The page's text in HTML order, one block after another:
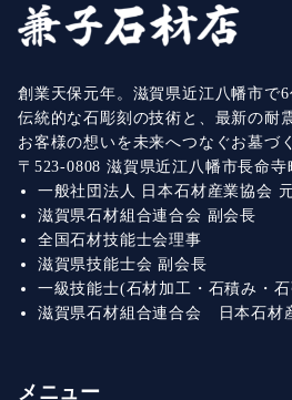
創業天保元年。滋賀県近江八幡市で6
伝統的な石彫刻の技術と、最新の耐
お客様の想いを未来へつなぐお墓づ
〒523-0808 滋賀県近江八幡市長命寺
一般社団法人 日本石材産業協会
滋賀県石材組合連合会 副会長
全国石材技能士会理事
滋賀県技能士会 副会長
一級技能士(石材加工・石積み・
滋賀県石材組合連合会 日本石材
メニュー